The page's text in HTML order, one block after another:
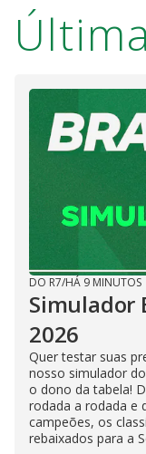
DO R7/HÁ 9 MINUTOS
Simulador
2026
Quer testar suas
nosso simulador
o dono da tabela!
rodada a rodada e
campeões, os
rebaixados para a